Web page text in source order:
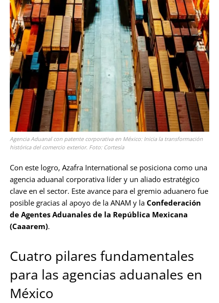
Agencia Aduanal con patente corporativa en México: Inicia la transformación
histórica del comercio exterior. Foto: Cortesía
Con este logro, Azafra International se posiciona como una
agencia aduanal corporativa líder y un aliado estratégico
clave en el sector. Este avance para el gremio aduanero fue
posible gracias al apoyo de la ANAM y la Confederación
de Agentes Aduanales de la República Mexicana
(Caaarem).
Cuatro pilares fundamentales
para las agencias aduanales en
México